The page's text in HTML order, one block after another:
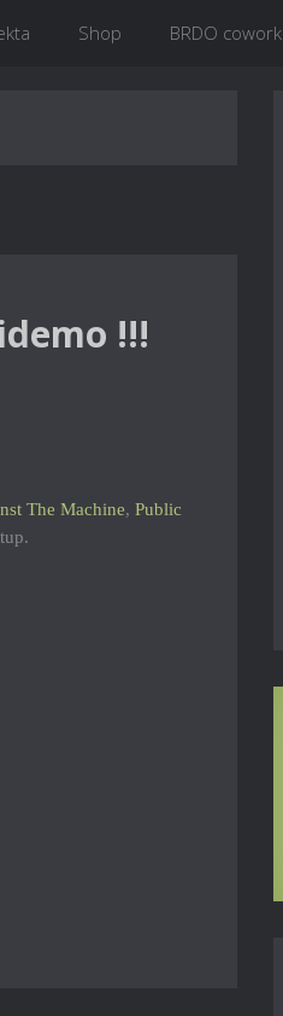
Shop BRDO cowork
!!!
The Machine, Public